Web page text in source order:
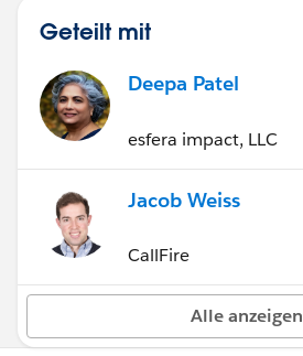
Geteilt mit
Deepa Patel
esfera impact, LLC
Jacob Weiss
CallFire
Alle anzeigen